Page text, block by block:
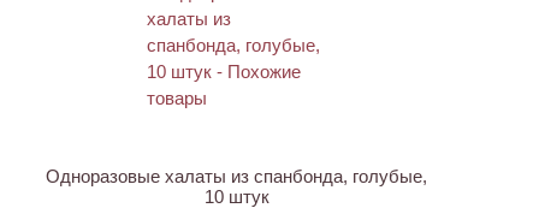
Одноразовые халаты из спанбонда, голубые,
10 штук